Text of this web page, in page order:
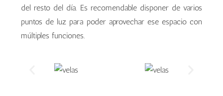
del resto del día. Es recomendable disponer de varios
puntos de luz para poder aprovechar ese espacio con
múltiples funciones.